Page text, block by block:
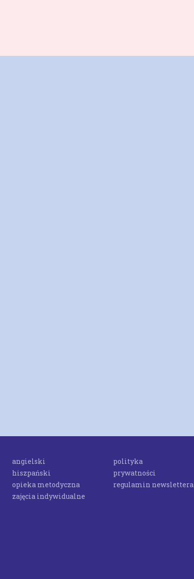
angielski
hiszpański
opieka metodyczna
zajęcia indywidualne
polityka
prywatności
regulamin newslettera